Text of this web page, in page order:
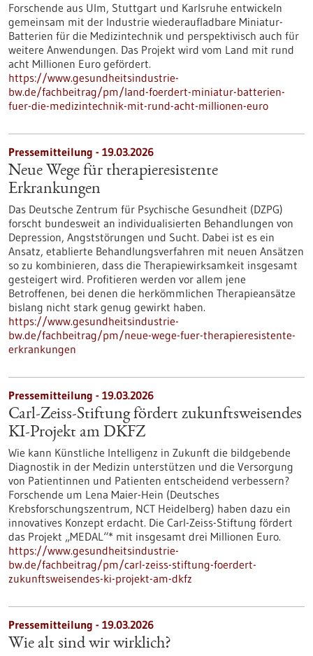
Forschende aus Ulm, Stuttgart und Karlsruhe entwickeln
gemeinsam mit der Industrie wiederaufladbare Miniatur-
Batterien für die Medizintechnik und perspektivisch auch für
weitere Anwendungen. Das Projekt wird vom Land mit rund
acht Millionen Euro gefördert.
https://www.gesundheitsindustrie-
bw.de/fachbeitrag/pm/land-foerdert-miniatur-batterien-
fuer-die-medizintechnik-mit-rund-acht-millionen-euro
Pressemitteilung - 19.03.2026
Neue Wege für therapieresistente
Erkrankungen
Das Deutsche Zentrum für Psychische Gesundheit (DZPG)
forscht bundesweit an individualisierten Behandlungen von
Depression, Angststörungen und Sucht. Dabei ist es ein
Ansatz, etablierte Behandlungsverfahren mit neuen Ansätzen
so zu kombinieren, dass die Therapiewirksamkeit insgesamt
gesteigert wird. Profitieren werden vor allem jene
Betroffenen, bei denen die herkömmlichen Therapieansätze
bislang nicht stark genug gewirkt haben.
https://www.gesundheitsindustrie-
bw.de/fachbeitrag/pm/neue-wege-fuer-therapieresistente-
erkrankungen
Pressemitteilung - 19.03.2026
Carl-Zeiss-Stiftung fördert zukunftsweisendes
KI-Projekt am DKFZ
Wie kann Künstliche Intelligenz in Zukunft die bildgebende
Diagnostik in der Medizin unterstützen und die Versorgung
von Patientinnen und Patienten entscheidend verbessern?
Forschende um Lena Maier-Hein (Deutsches
Krebsforschungszentrum, NCT Heidelberg) haben dazu ein
innovatives Konzept erdacht. Die Carl-Zeiss-Stiftung fördert
das Projekt „MEDAL“* mit insgesamt drei Millionen Euro.
https://www.gesundheitsindustrie-
bw.de/fachbeitrag/pm/carl-zeiss-stiftung-foerdert-
zukunftsweisendes-ki-projekt-am-dkfz
Pressemitteilung - 19.03.2026
Wie alt sind wir wirklich?